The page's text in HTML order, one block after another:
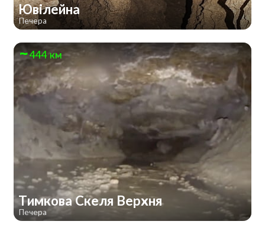
Ювілейна
Печера
444 км
Тимкова Скеля Верхня
Печера